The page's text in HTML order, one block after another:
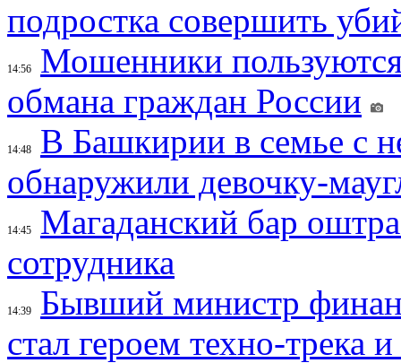
подростка совершить
14:56
Мошенники
обмана граждан России
14:48
В Башкирии в семье с
обнаружили девочку-
14:45
Магаданский бар
сотрудника
14:39
Бывший министр
стал героем техно-трека